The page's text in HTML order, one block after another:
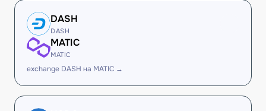
DASH
DASH
MATIC
MATIC
exchange DASH на MATIC →